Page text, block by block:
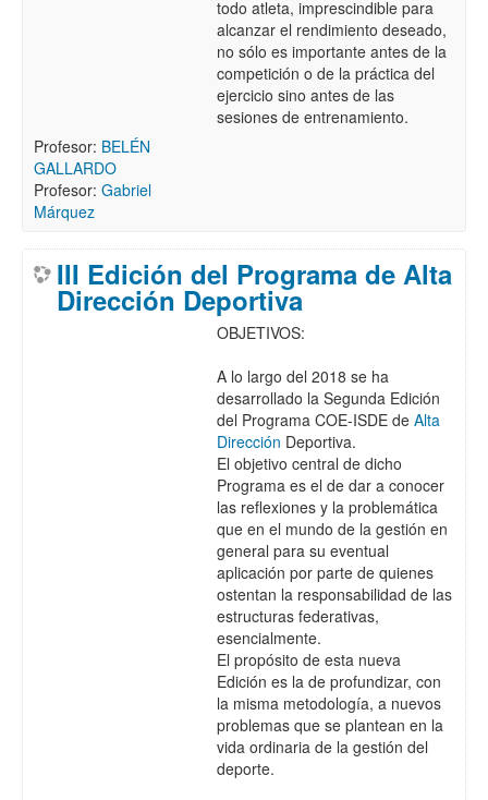
todo atleta, imprescindible para
alcanzar el rendimiento deseado,
no sólo es importante antes de la
competición o de la práctica del
ejercicio sino antes de las
sesiones de entrenamiento.
Profesor: BELÉN
GALLARDO
Profesor: Gabriel
Márquez
III Edición del Programa de Alta
Dirección Deportiva
OBJETIVOS:
A lo largo del 2018 se ha
desarrollado la Segunda Edición
del Programa COE-ISDE deAlta
Dirección Deportiva.
El objetivo central de dicho
Programa es el de dar a conocer
las reflexiones y la problemática
que en el mundo de la gestión en
general para su eventual
aplicación por parte de quienes
ostentan la responsabilidad de las
estructuras federativas,
esencialmente.
El propósito de esta nueva
Edición es la de profundizar, con
la misma metodología, a nuevos
problemas que se plantean en la
vida ordinaria de la gestión del
deporte.